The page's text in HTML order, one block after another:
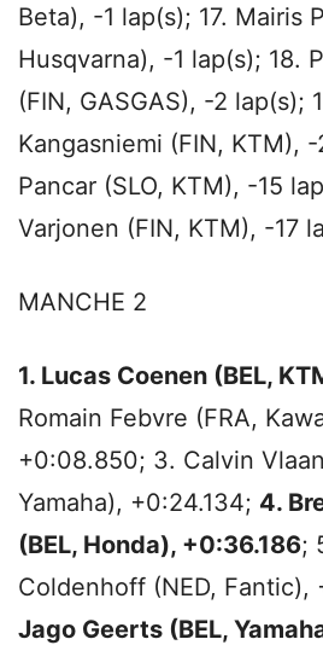
Beta), -1 lap(s); 17. Mairis
Husqvarna), -1 lap(s); 18.
(FIN, GASGAS), -2 lap(s);
Kangasniemi (FIN, KTM),
Pancar (SLO, KTM), -15
Varjonen (FIN, KTM), -17
MANCHE 2
1. Lucas Coenen (BEL,
Romain Febvre (FRA,
+0:08.850; 3. Calvin
Yamaha), +0:24.134; 4.
(BEL, Honda), +0:36.186;
Coldenhoff (NED, Fantic),
Jago Geerts (BEL,